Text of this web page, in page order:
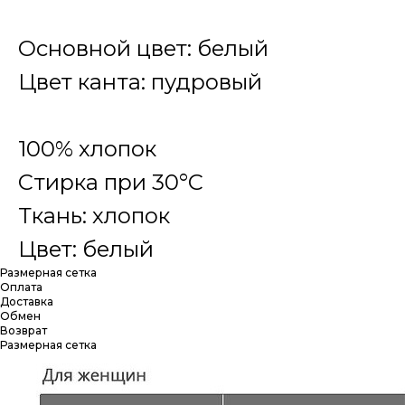
Основной цвет: белый
Цвет канта: пудровый
100% хлопок
Стирка при 30°С
Ткань: хлопок
Цвет: белый
Размерная сетка
Оплата
Доставка
Обмен
Возврат
Размерная сетка